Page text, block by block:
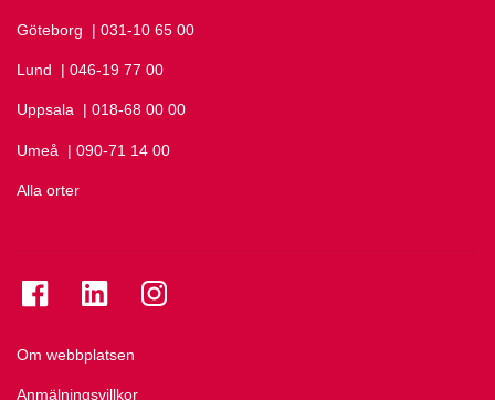
Göteborg Ring Göteborg på
| 031-10 65 00
Lund Ring Lund på
| 046-19 77 00
Uppsala Ring Uppsala på
| 018-68 00 00
Umeå Ring Umeå på
| 090-71 14 00
Alla orter
Om webbplatsen
Anmälningsvillkor
Se folkuniversitetet på Facebook
Se folkuniversitetet på LinkedIn